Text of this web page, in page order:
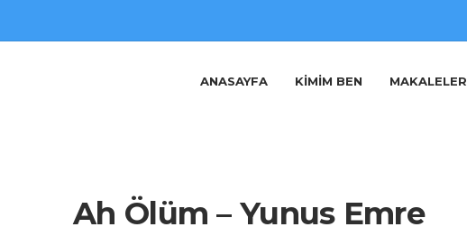
ANASAYFA KIMIM BEN MAKALELER
Ah Ölüm – Yunus Emre